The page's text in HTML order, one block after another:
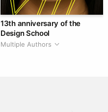
13th anniversary of the
Design School
Multiple Authors